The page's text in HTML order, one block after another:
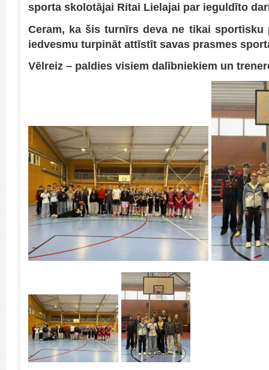
sporta skolotājai Ritai Lielajai par ieguldīto
Ceram, ka šis turnīrs deva ne tikai sportisku
iedvesmu turpināt attīstīt savas prasmes
Vēlreiz – paldies visiem dalībniekiem un